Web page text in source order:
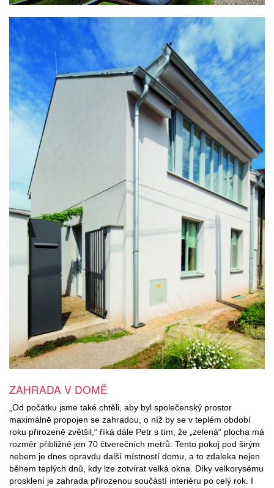
ZAHRADA V DOMĚ
„Od počátku jsme také chtěli, aby byl společenský prostor
maximálně propojen se zahradou, o níž by se v teplém období
roku přirozeně zvětšil,“ říká dále Petr s tím, že „zelená“ plocha má
rozměr přibližně jen 70 čtverečních metrů. Tento pokoj pod širým
nebem je dnes opravdu další místností domu, a to zdaleka nejen
během teplých dnů, kdy lze zotvírat velká okna. Díky velkorysému
prosklení je zahrada přirozenou součástí interiéru po celý rok. I